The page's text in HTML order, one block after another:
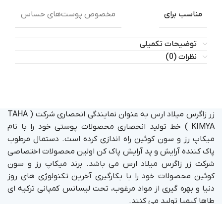
مناسب برای مخصوص پوست‌های حساس
توضیحات تکمیلی
نظرات (0)
زر زاگرس میلاد ارس به عنوان نمایندگی انحصاری شرکت ( TAHA
KIMYA ) خط تولید انحصاری محصولات پوستی خود را با نام
میکاپ رز و سون کوئین راه اندازی کرده است. دستمال مرطوب
پاک کننده آرایش و پد آرایش پاک کن اولین محصولات اختصاصی
شرکت زر زاگرس میلاد ارس می باشد. برند میکاپ رز و سون
کوئین محصولات خود را با بکارگیری آخرین تکنولوژی های روز
دنیا و بهره گیری از مواد مرغوب، تحت لیسانس کمپانی ترکیه ای
طاها کیمیا تولید می کنند.